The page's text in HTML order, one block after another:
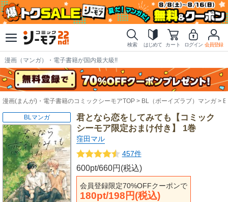
検索 はじめて カート ログイン 会員登録
漫画（マンガ）・電子書籍が国内最大級!!
漫画(まんが)・電子書籍のコミックシーモアTOP BL（ボーイズラブ）マンガ
君となら恋をしてみても【コミック
シーモア限定おまけ付き】 1巻
窪田マル
457件
600pt/660円(税込)
会員登録限定70%OFFクーポンで
180pt/198円(税込)
BLマンガ